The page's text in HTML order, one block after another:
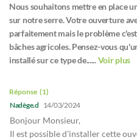
Nous souhaitons mettre en place
sur notre serre. Votre ouverture
parfaitement mais le problème
bâches agricoles. Pensez-vous
installé sur ce type de......Voir plus
Réponse 1
Nadège.d 14/03/2024
Bonjour Monsieur,
Il est possible d'installer cette